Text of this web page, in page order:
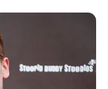
tektury pokrytej
czemu estetyka
się tracklista wraz z
krążka.
wydanie z płytą w
w limitowanym do